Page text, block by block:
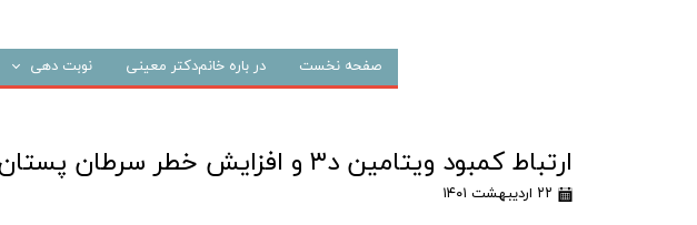
صفحه نخست در باره خانم‌دکتر معینی نوبت دهی
درد پستان ارتباط کمبود ویتامین د۳ و افزایش خطر سرطان پستان
۲۲ اردیبهشت ۱۴۰۱